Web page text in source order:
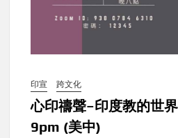
印宣 跨文化
心印禱聲–印度教的世
9pm (美中)